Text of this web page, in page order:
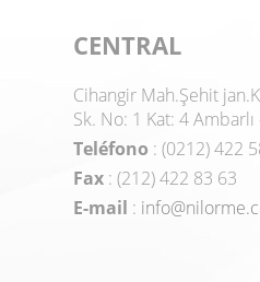
CENTRAL
Cihangir Mah.Şehit
Sk. No: 1 Kat: 4
Teléfono : (0212) 422
Fax: (212) 422 83 63
E-mail :